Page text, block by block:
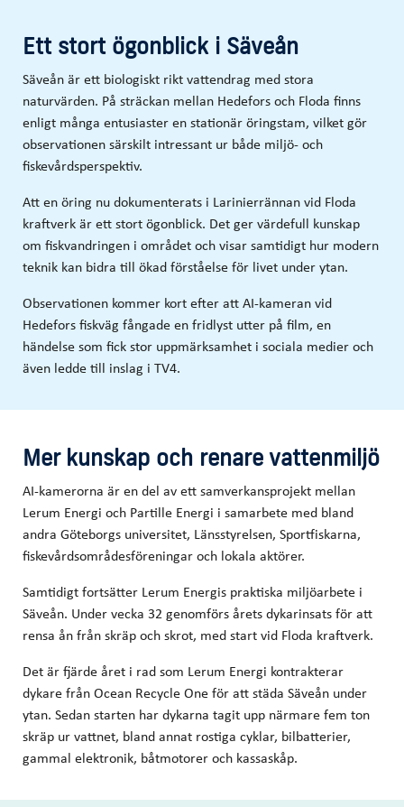
Ett stort ögonblick i Säveån
Säveån är ett biologiskt rikt vattendrag med stora
naturvärden. På sträckan mellan Hedefors och Floda finns
enligt många entusiaster en stationär öringstam, vilket gör
observationen särskilt intressant ur både miljö- och
fiskevårdsperspektiv.
Att en öring nu dokumenterats i Larinierrännan vid Floda
kraftverk är ett stort ögonblick. Det ger värdefull kunskap
om fiskvandringen i området och visar samtidigt hur modern
teknik kan bidra till ökad förståelse för livet under ytan.
Observationen kommer kort efter att AI-kameran vid
Hedefors fiskväg fångade en fridlyst utter på film, en
händelse som fick stor uppmärksamhet i sociala medier och
även ledde till inslag i TV4.
Mer kunskap och renare vattenmiljö
AI-kamerorna är en del av ett samverkansprojekt mellan
Lerum Energi och Partille Energi i samarbete med bland
andra Göteborgs universitet, Länsstyrelsen, Sportfiskarna,
fiskevårdsområdesföreningar och lokala aktörer.
Samtidigt fortsätter Lerum Energis praktiska miljöarbete i
Säveån. Under vecka 32 genomförs årets dykarinsats för att
rensa ån från skräp och skrot, med start vid Floda kraftverk.
Det är fjärde året i rad som Lerum Energi kontrakterar
dykare från Ocean Recycle One för att städa Säveån under
ytan. Sedan starten har dykarna tagit upp närmare fem ton
skräp ur vattnet, bland annat rostiga cyklar, bilbatterier,
gammal elektronik, båtmotorer och kassaskåp.